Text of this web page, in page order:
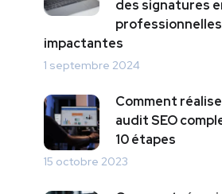
des signatures
impactantes
1 septembre 2024
Comment
audit SEO
10 étapes
15 octobre 2023